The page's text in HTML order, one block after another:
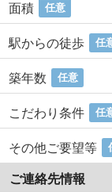
面積 任意
駅からの徒歩 任
築年数 任意
こだわり条件 任
その他ご要望等
ご連絡先情報